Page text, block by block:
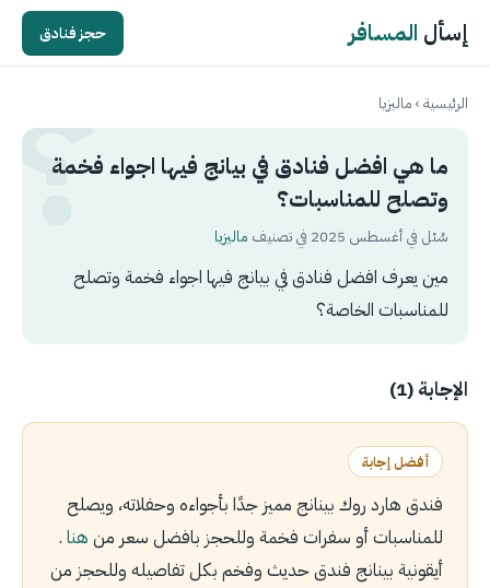
إسأل المسافر حجز فنادق
الرئيسية›ماليزيا
ما هي افضل فنادق في بيانج فيها اجواء فخمة
وتصلح للمناسبات؟
سُئل في أغسطس 2025 في تصنيف ماليزيا
مين يعرف افضل فنادق في بيانج فيها اجواء فخمة وتصلح
للمناسبات الخاصة؟
الإجابة (1)
أفضل إجابة
فندق هارد روك بينانج مميز جدًا بأجواءه وحفلاته، ويصلح
للمناسبات أو سفرات فخمة وللحجز بافضل سعر من هنا .
أيقونية بينانج فندق حديث وفخم بكل تفاصيله وللحجز من